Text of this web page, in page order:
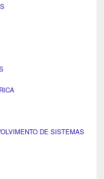
DE SISTEMAS